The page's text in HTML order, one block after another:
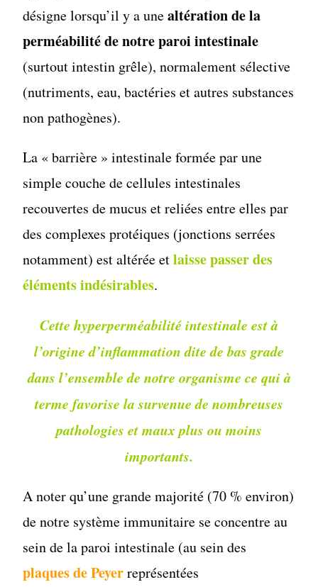
désigne lorsqu’il y a unealtération de la
perméabilité de notre paroi intestinale
(surtout intestin grêle), normalement sélective
(nutriments, eau, bactéries et autres substances
non pathogènes).
La « barrière » intestinale formée par une
simple couche de cellules intestinales
recouvertes de mucus et reliées entre elles par
des complexes protéiques (jonctions serrées
notamment) est altérée etlaisse passer des
éléments indésirables.
Cette hyperperméabilité intestinale est à
l’origine d’inflammation dite de bas grade
dans l’ensemble de notre organisme ce qui à
terme favorise la survenue de nombreuses
pathologies et maux plus ou moins
importants.
A noter qu’une grande majorité (70 % environ)
de notre système immunitaire se concentre au
sein de la paroi intestinale (au sein des
plaques de Peyerreprésentées